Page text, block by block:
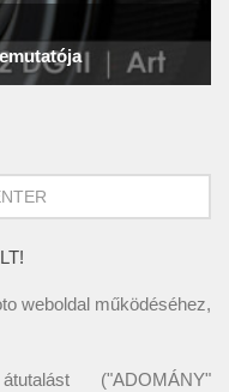
weboldal működéséhez,
("ADOMÁNY"